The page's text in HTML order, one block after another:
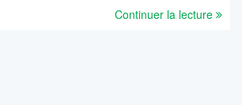
Continuer la lecture